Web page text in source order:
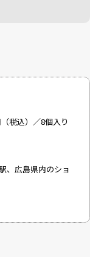
税込）／8個入り
、広島県内のショ